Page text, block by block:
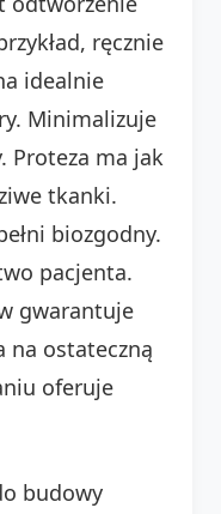
ręcznie
idealnie
Minimalizuje
Proteza ma jak
tkanki.
biozgodny.
pacjenta.
gwarantuje
na ostateczną
oferuje
budowy